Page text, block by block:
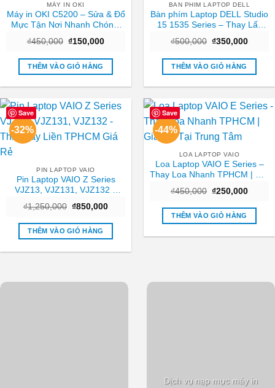
MÁY IN OKI
Máy in OKI C5200 – Sửa & Đổ
Mực Tận Nơi Nhanh Chóng,
₫450,000 Giá
là:
₫450,000.
₫150,000Giá
tại
₫150,000.
THÊM VÀO GIỎ HÀNG
BAN PHIM LAPTOP DELL
Bàn phím Laptop DELL Studio
15 1535 Series – Thay Lấy
₫500,000 Giá
là:
₫500,000.
₫350,000Giá
tại
THÊM VÀO GIỎ HÀNG
Save
-32%
PIN LAPTOP VAIO
Pin Laptop VAIO Z Series
VJZ13, VJZ131, VJZ132 –
₫1,250,000 Giá
là:
₫1,250,000.
₫850,000Giá
tại
₫850,000.
THÊM VÀO GIỎ HÀNG
Save
-44%
LOA LAPTOP VAIO
Loa Laptop VAIO E Series –
Thay Loa Nhanh TPHCM | Giá
₫450,000 Giá
là:
₫450,000.
₫250,000Giá
tại
THÊM VÀO GIỎ HÀNG
Dịch vụ nạp mực máy in